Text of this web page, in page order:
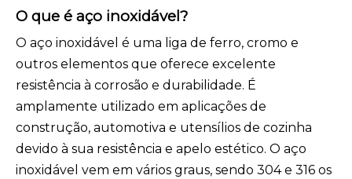
O que é aço inoxidável?
O aço inoxidável é uma liga de ferro, cromo e
outros elementos que oferece excelente
resistência à corrosão e durabilidade. É
amplamente utilizado em aplicações de
construção, automotiva e utensílios de cozinha
devido à sua resistência e apelo estético. O aço
inoxidável vem em vários graus, sendo 304 e 316 os